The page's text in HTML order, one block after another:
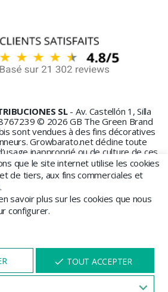
SL- Av. Castellón 1, Silla
© 2026 GB The Green Brand
sont vendues à des fins décoratives
Growbarato.net décline toute
inapproprié ou de culture de ces
graines.
que le site internet utilise les cookies
de tiers, aux fins commerciales et
savoir plus sur les cookies que nous
configurer.
TOUT ACCEPTER
SUR NOTRE SITE
5 MINUTES ET UNE
VOUS SERA PROPOSÉE